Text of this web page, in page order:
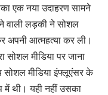
एक नया उदाहरण सामने
वाली लड़की ने सोशल
अपनी आत्महत्या कर ली।
सोशल मीडिया पर जाना
सोशल मीडिया इंफ्लूएंसर के
थी। यही नहीं उसका